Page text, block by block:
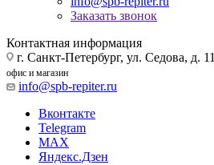
Заказать звонок
Контактная информация
г. Санкт-Петербург, ул. Седова, д.
офис и магазин
info@spb-repiter.ru
Вконтакте
Telegram
MAX
Яндекс.Дзен